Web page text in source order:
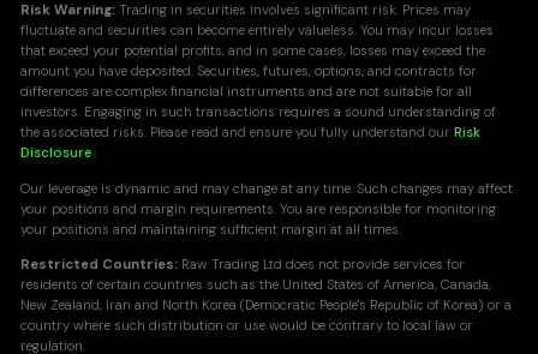
Risk Warning: Trading in securities involves significant risk. Prices may
fluctuate and securities can become entirely valueless. You may incur losses
that exceed your potential profits, and in some cases, losses may exceed the
amount you have deposited. Securities, futures, options, and contracts for
differences are complex financial instruments and are not suitable for all
investors. Engaging in such transactions requires a sound understanding of
the associated risks. Please read and ensure you fully understand ourRisk
Disclosure.
Our leverage is dynamic and may change at any time. Such changes may affect
your positions and margin requirements. You are responsible for monitoring
your positions and maintaining sufficient margin at all times.
Restricted Countries: Raw Trading Ltd does not provide services for
residents of certain countries such as the United States of America, Canada,
New Zealand, Iran and North Korea (Democratic People's Republic of Korea) or a
country where such distribution or use would be contrary to local law or
regulation.